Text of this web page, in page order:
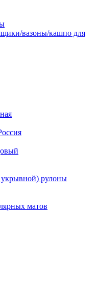
вазоны/кашпо для
укрывной) рулоны
матов